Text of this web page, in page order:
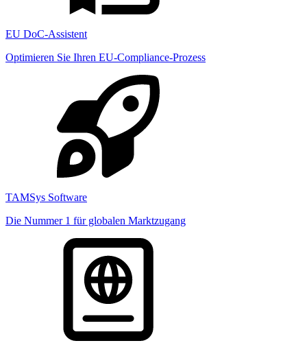
EU DoC-Assistent
Optimieren Sie Ihren EU-Compliance-Prozess
TAMSys Software
Die Nummer 1 für globalen Marktzugang